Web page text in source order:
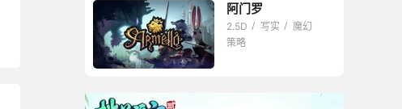
阿门罗
2.5D 写实
魔幻
策略